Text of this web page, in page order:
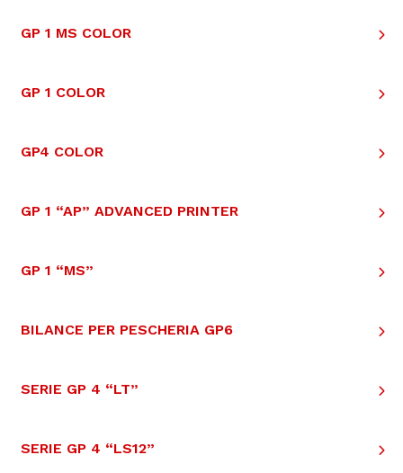
GP 1 MS COLOR
GP 1 COLOR
GP4 COLOR
GP 1 “AP” ADVANCED PRINTER
GP 1 “MS”
BILANCE PER PESCHERIA GP6
SERIE GP 4 “LT”
SERIE GP 4 “LS12”